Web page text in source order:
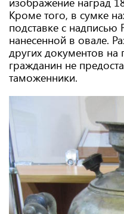
Кроме того, в сумке
подставке с надписью
нанесенной в овале.
других документов
гражданин не
таможенники.